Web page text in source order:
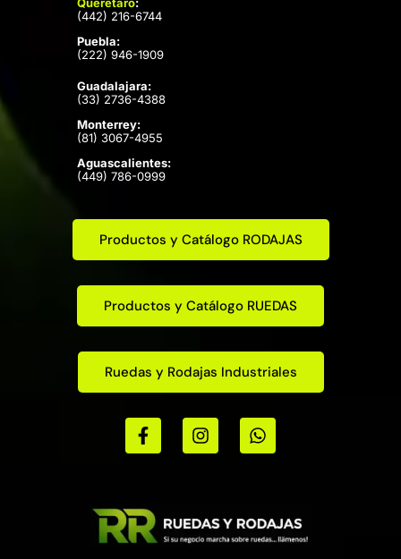
Querétaro:
(442) 216-6744
Puebla:
(222) 946-1909
Guadalajara:
(33) 2736-4388
Monterrey:
(81) 3067-4955
Aguascalientes:
(449) 786-0999
Productos y Catálogo RODAJAS
Productos y Catálogo RUEDAS
Ruedas y Rodajas Industriales